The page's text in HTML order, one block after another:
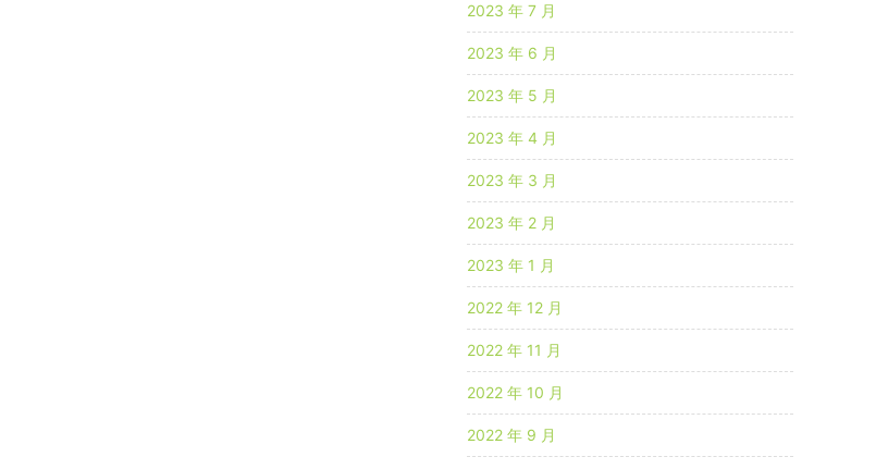
2023 年 7 月
2023 年 6 月
2023 年 5 月
2023 年 4 月
2023 年 3 月
2023 年 2 月
2023 年 1 月
2022 年 12 月
2022 年 11 月
2022 年 10 月
2022 年 9 月